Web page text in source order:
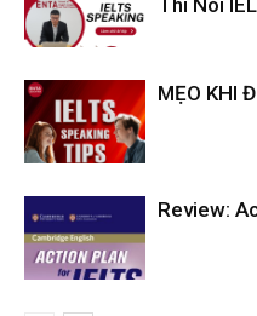
MẸO KHI
Review: